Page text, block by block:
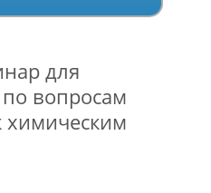
для
вопросам
химическим